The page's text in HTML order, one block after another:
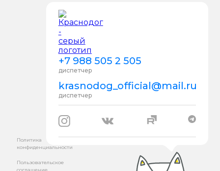
+7 988 505 2 505
диспетчер
krasnodog_official@mail.ru
диспетчер
Политика
конфиденциальности
Пользовательское
соглашение